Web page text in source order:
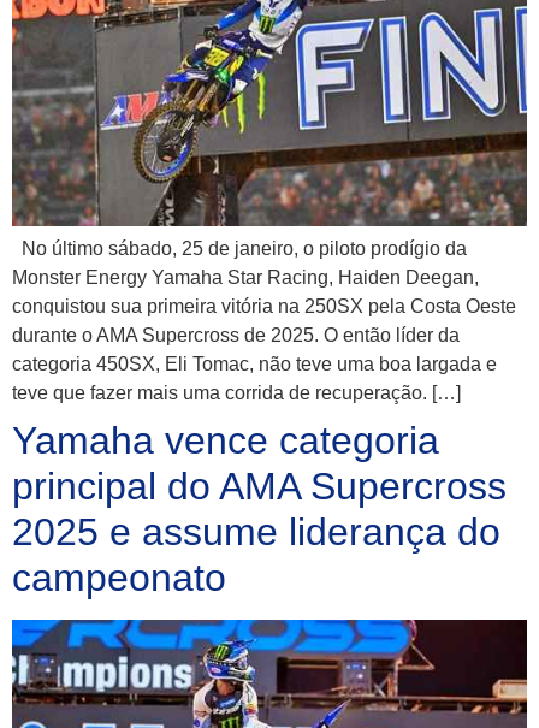
No último sábado, 25 de janeiro, o piloto prodígio da
Monster Energy Yamaha Star Racing, Haiden Deegan,
conquistou sua primeira vitória na 250SX pela Costa Oeste
durante o AMA Supercross de 2025. O então líder da
categoria 450SX, Eli Tomac, não teve uma boa largada e
teve que fazer mais uma corrida de recuperação. […]
Yamaha vence categoria
principal do AMA Supercross
2025 e assume liderança do
campeonato